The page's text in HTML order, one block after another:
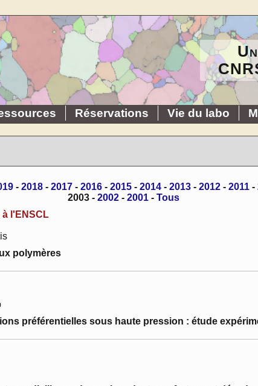
Réservations Vie du labo
- 2018 - 2017 - 2016 - 2015 - 2014 - 2013 - 2012 - 2011 -
2003 - 2002- 2001- Tous
à l'ENSCL
polymères
préférentielles sous haute pression : étude